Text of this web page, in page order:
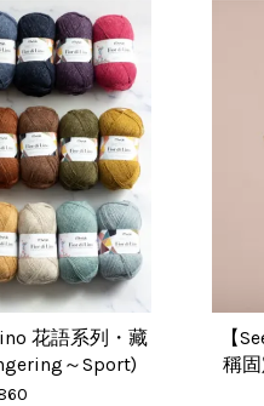
花語系列・藏
～Sport)
【
稱